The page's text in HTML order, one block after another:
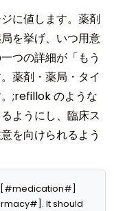
に値します。薬剤
を挙げ、いつ用意
つの詳細が「もう
薬剤・薬局・タイ
;refillok のような
ようにし、臨床ス
を向けられるよう
[#medication#]
It should